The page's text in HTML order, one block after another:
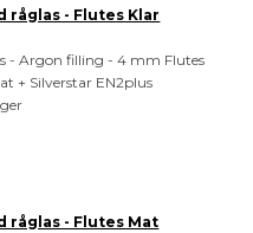
råglas - Flutes Klar
- Argon filling - 4 mm Flutes
+ Silverstar EN2plus
råglas - Flutes Mat